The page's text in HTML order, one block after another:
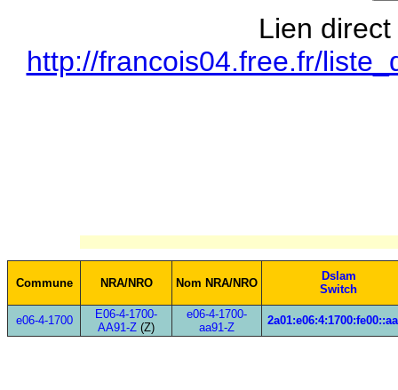
Lien
http://francois04.free.fr/
Commune NRA/NRO Nom NRA/NRO
Dslam
Switch
e06-4-1700
E06-4-1700-
AA91-Z (Z)
e06-4-1700-
aa91-Z